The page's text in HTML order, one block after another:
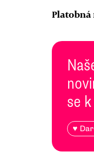
Platobná
se
♥